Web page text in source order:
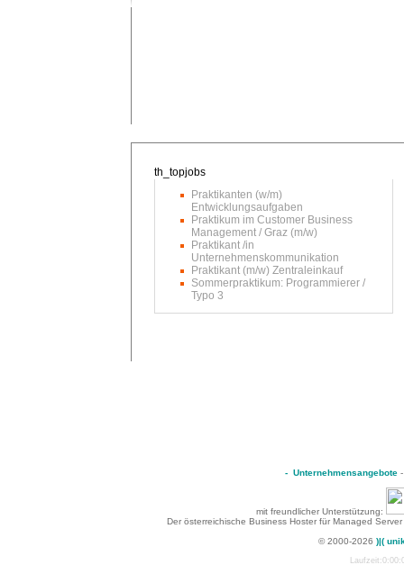
Praktikanten (w/m)
Entwicklungsaufgaben
Praktikum im Customer Business
Management / Graz (m/w)
Praktikant /in
Unternehmenskommunikation
Praktikant (m/w) Zentraleinkauf
Sommerpraktikum: Programmierer /
Typo 3
- Unternehmensangebote
mit freundlicher Unterstützung:
Der österreichische Business Hoster für Managed
© 2000-2026 )|(